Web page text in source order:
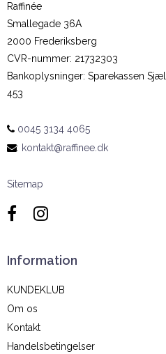
Raffinée
Smallegade 36A
2000 Frederiksberg
CVR-nummer: 21732303
Bankoplysninger: Sparekassen
453
0045 3134 4065
: kontakt@raffinee.dk
Sitemap
Information
KUNDEKLUB
Om os
Kontakt
Handelsbetingelser